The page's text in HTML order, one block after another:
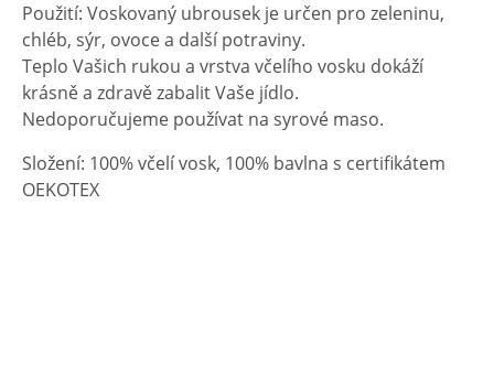
Použití: Voskovaný ubrousek je určen pro zeleninu,
chléb, sýr, ovoce a další potraviny.
Teplo Vašich rukou a vrstva včelího vosku dokáží
krásně a zdravě zabalit Vaše jídlo.
Nedoporučujeme používat na syrové maso.
Složení: 100% včelí vosk, 100% bavlna s certifikátem
OEKOTEX